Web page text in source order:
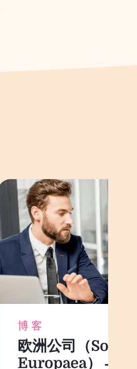
博客
欧洲公司（
Europaea） 与